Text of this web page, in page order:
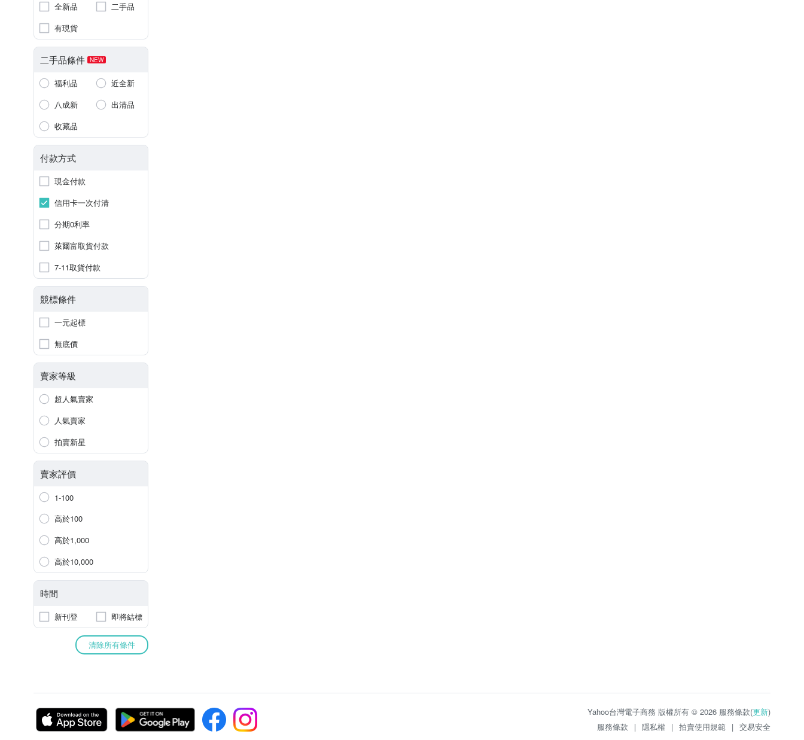
全新品
二手品
有現貨
二手品條件 NEW
福利品
近全新
八成新
出清品
收藏品
付款方式
現金付款
信用卡一次付清
分期0利率
萊爾富取貨付款
7-11取貨付款
競標條件
一元起標
無底價
賣家等級
超人氣賣家
人氣賣家
拍賣新星
賣家評價
1-100
高於100
高於1,000
高於10,000
時間
新刊登 即將結標
清除所有條件
Yahoo台灣電子商務 版權所有 © 2026 服務條款(更新)
服務條款
| 隱私權 | 拍賣使用規範 | 交易安全